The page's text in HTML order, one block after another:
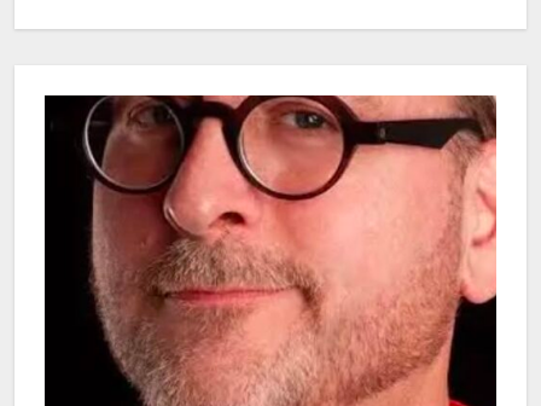
ธุรกิจหญิงและดีไซเนอร์ชื่อดังชาวไทย
งานแฟชั่นโชว์ยักษ์ใหญ่ระดับโลก มี
บทบาทสำคัญในการผลักดัน
อุตสาหกรรมแฟชั่น การท่องเที่ยว
ตลอดจนสนับสนุนเยาวชนไทยบนเวที
สากล และที่สำคัญยังเป็นนักดีไซเนอร์
ที่นำนางแบบ นายแบบ และดีไซเนอร์